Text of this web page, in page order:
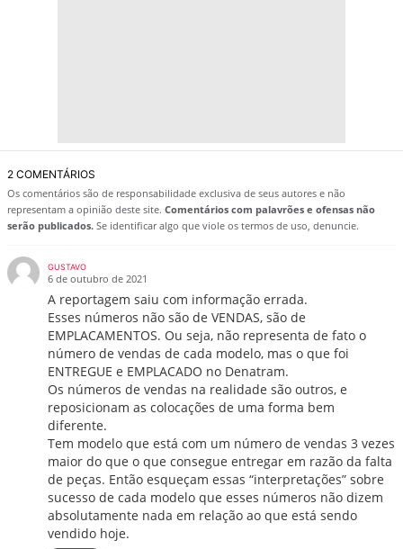
2 COMENTÁRIOS
Os comentários são de responsabilidade exclusiva de seus autores e não
representam a opinião deste site. Comentários com palavrões e ofensas não
serão publicados. Se identificar algo que viole os termos de uso, denuncie.
GUSTAVO
6 de outubro de 2021
A reportagem saiu com informação errada.
Esses números não são de VENDAS, são de
EMPLACAMENTOS. Ou seja, não representa de fato o
número de vendas de cada modelo, mas o que foi
ENTREGUE e EMPLACADO no Denatram.
Os números de vendas na realidade são outros, e
reposicionam as colocações de uma forma bem
diferente.
Tem modelo que está com um número de vendas 3 vezes
maior do que o que consegue entregar em razão da falta
de peças. Então esqueçam essas “interpretações” sobre
sucesso de cada modelo que esses números não dizem
absolutamente nada em relação ao que está sendo
vendido hoje.